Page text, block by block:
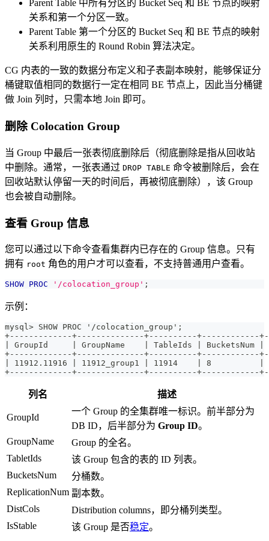
Parent Table 中所有分区的 Bucket Seq 和 BE 节点的映射
关系和第一个分区一致。
Parent Table 第一个分区的 Bucket Seq 和 BE 节点的映射
关系利用原生的 Round Robin 算法决定。
CG 内表的一致的数据分布定义和子表副本映射，能够保证分
桶键取值相同的数据行一定在相同 BE 节点上，因此当分桶键
做 Join 列时，只需本地 Join 即可。
删除 Colocation Group
当 Group 中最后一张表彻底删除后（彻底删除是指从回收站
中删除。通常，一张表通过 DROP TABLE 命令被删除后，会在
回收站默认停留一天的时间后，再被彻底删除），该 Group
也会被自动删除。
查看 Group 信息
您可以通过以下命令查看集群内已存在的 Group 信息。只有
拥有 root 角色的用户才可以查看，不支持普通用户查看。
SHOW PROC '/colocation_group' ;
示例：
mysql> SHOW PROC '/colocation_group';
+-------------+--------------+----------+------------
| GroupId     | GroupName    | TableIds |
+-------------+--------------+----------+------------
| 11912.11916 | 11912_group1 | 11914    | 8
+-------------+--------------+----------+------------
列名 描述
GroupId
一个 Group 的全集群唯一标识。前半部分为
DB ID，后半部分为 Group ID。
GroupName
Group 的全名。
TabletIds
该 Group 包含的表的 ID 列表。
BucketsNum
分桶数。
ReplicationNum 副本数。
DistCols
Distribution columns，即分桶列类型。
IsStable
该 Group 是否稳定。